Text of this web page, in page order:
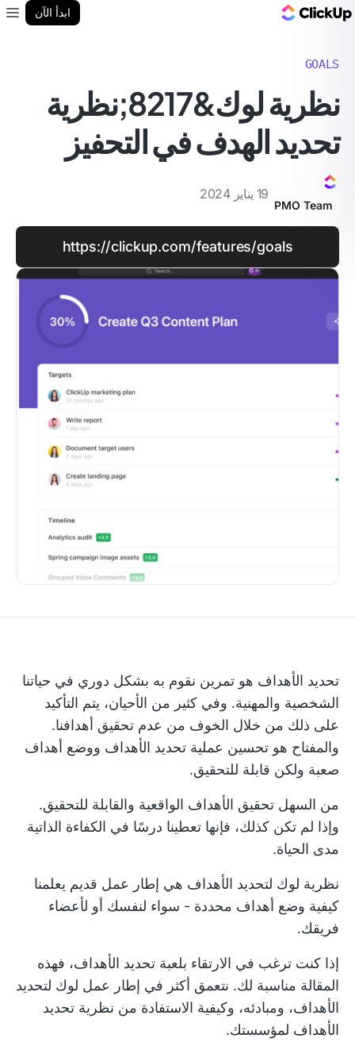
ابدأ الآن
GOALS
نظرية لوك&8217;نظرية
تحديد الهدف في التحفيز
PMO Team
19 يناير 2024
https://clickup.com/features/goals
تحديد الأهداف هو تمرين نقوم به بشكل دوري في حياتنا
الشخصية والمهنية. وفي كثير من الأحيان، يتم التأكيد
على ذلك من خلال الخوف من عدم تحقيق أهدافنا.
والمفتاح هو تحسين عملية تحديد الأهداف ووضع أهداف
صعبة ولكن قابلة للتحقيق.
من السهل تحقيق الأهداف الواقعية والقابلة للتحقيق.
وإذا لم تكن كذلك، فإنها تعطينا درسًا في الكفاءة الذاتية
مدى الحياة.
نظرية لوك لتحديد الأهداف هي إطار عمل قديم يعلمنا
كيفية وضع أهداف محددة - سواء لنفسك أو لأعضاء
فريقك.
إذا كنت ترغب في الارتقاء بلعبة تحديد الأهداف، فهذه
المقالة مناسبة لك. نتعمق أكثر في إطار عمل لوك لتحديد
الأهداف، ومبادئه، وكيفية الاستفادة من نظرية تحديد
الأهداف لمؤسستك.